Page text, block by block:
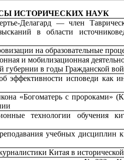
ИСТОРИЧЕСКИХ НАУК
Делагард — член
в области
на образовательные
и мобилизационная
губернии в годы Гражданской
эффективности исповеди как
«Богоматерь с пророками»
технологии обучения
учебных дисциплин
Китая в исторической